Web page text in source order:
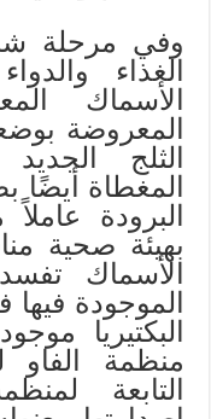
وفي مرحلة
الغذاء
الأسماك
المعروضة
الثلج
المغطاة أيضًا
البرودة
بهيئة صحية
الأسماك
الموجودة فيها
البكتيريا
التابعة